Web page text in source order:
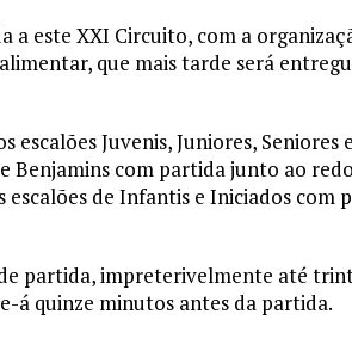
a este XXI Circuito, com a
que mais tarde será
Juvenis, Juniores, Seniores
Benjamins com partida junto ao
escalões de Infantis e Iniciados
partida, impreterivelmente até
á quinze minutos antes da partida.